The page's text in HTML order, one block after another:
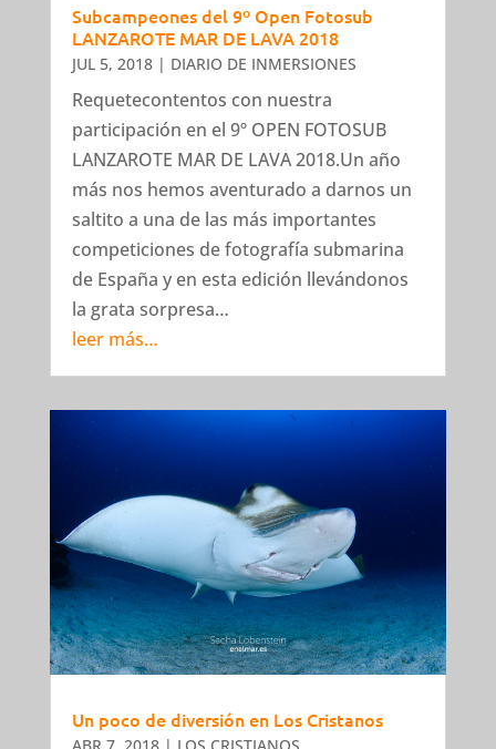
Subcampeones del 9º Open Fotosub
LANZAROTE MAR DE LAVA 2018
JUL 5, 2018| DIARIO DE INMERSIONES
Requetecontentos con nuestra
participación en el 9º OPEN FOTOSUB
LANZAROTE MAR DE LAVA 2018.Un año
más nos hemos aventurado a darnos un
saltito a una de las más importantes
competiciones de fotografía submarina
de España y en esta edición llevándonos
la grata sorpresa…
leer más…
Un poco de diversión en Los Cristanos